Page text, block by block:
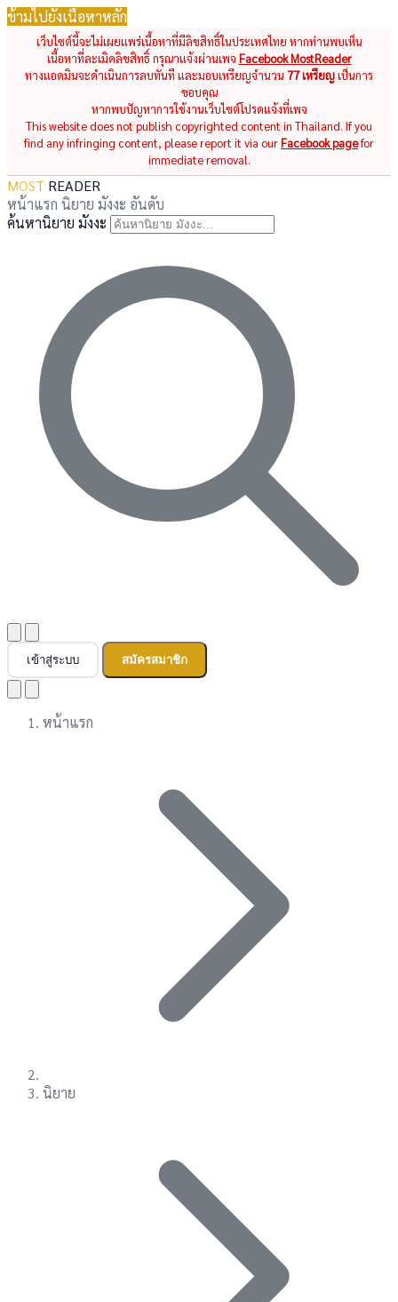
ข้ามไปยังเนื้อหาหลัก
เว็บไซต์นี้จะไม่เผยแพร่เนื้อหาที่มีลิขสิทธิ์ในประเทศไทย หากท่านพบเห็น
เนื้อหาที่ละเมิดลิขสิทธิ์ กรุณาแจ้งผ่านเพจ Facebook MostReader
ทางแอดมินจะดำเนินการลบทันที และมอบเหรียญจำนวน 77 เหรียญเป็นการ
ขอบคุณ
หากพบปัญหาการใช้งานเว็บไซต์โปรดแจ้งที่เพจ
This website does not publish copyrighted content in Thailand. If you
find any infringing content, please report it via ourFacebook pagefor
immediate removal.
MOST READER
หน้าแรก นิยาย มังงะ อันดับ
ค้นหานิยาย มังงะ
เข้าสู่ระบบ สมัครสมาชิก
หน้าแรก
นิยาย